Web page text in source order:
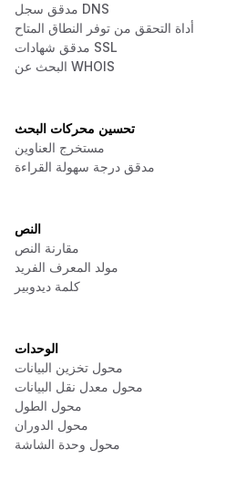
مدقق سجل DNS
أداة التحقق من توفر النطاق المتاح
مدقق شهادات SSL
البحث عن WHOIS
تحسين محركات البحث
مستخرج العناوين
مدقق درجة سهولة القراءة
النص
مقارنة النص
مولد المعرف الفريد
كلمة ديدوبير
الوحدات
محول تخزين البيانات
محول معدل نقل البيانات
محول الطول
محول الدوران
محول وحدة الشاشة